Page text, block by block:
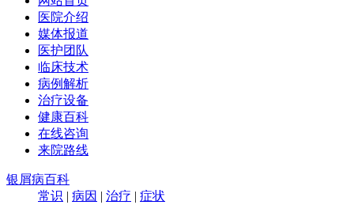
医院介绍
媒体报道
医护团队
临床技术
病例解析
治疗设备
健康百科
在线咨询
来院路线
银屑病百科
常识 | 病因 | 治疗 | 症状